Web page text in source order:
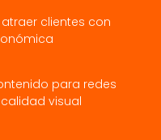
clientes con
para redes
visual